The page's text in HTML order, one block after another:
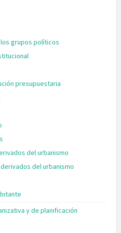
grupos políticos
presupuestaria
del urbanismo
del urbanismo
y de planificación